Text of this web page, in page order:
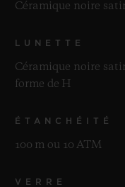
Céramique noire
LUNETTE
Céramique noire
forme de H
ÉTANCHÉITÉ
100 m ou 10 ATM
VERRE